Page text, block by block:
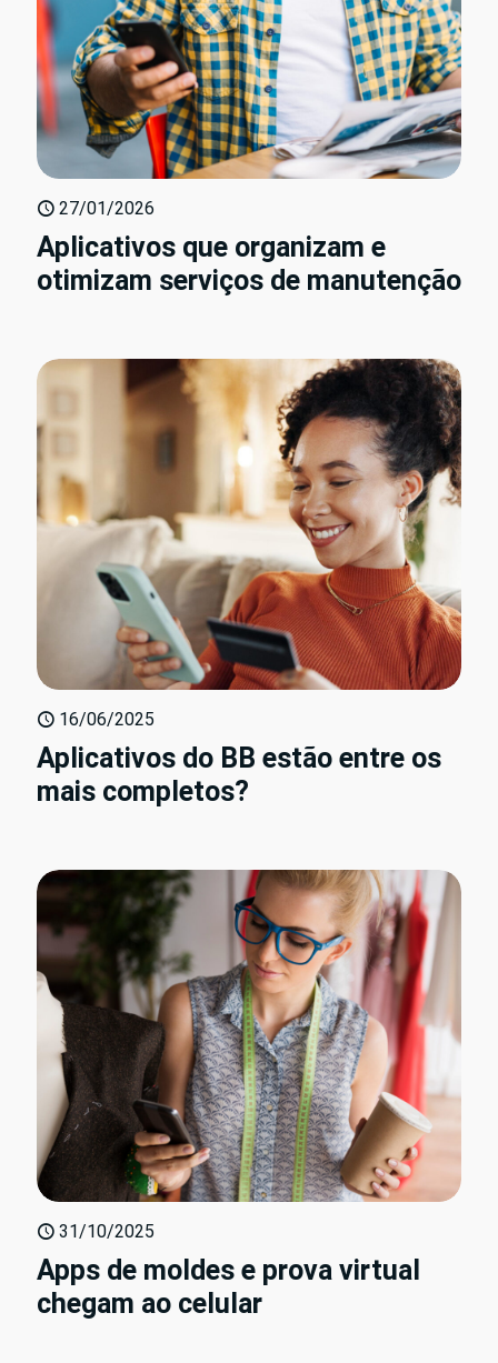
27/01/2026
Aplicativos que organizam e
otimizam serviços de manutenção
16/06/2025
Aplicativos do BB estão entre os
mais completos?
31/10/2025
Apps de moldes e prova virtual
chegam ao celular